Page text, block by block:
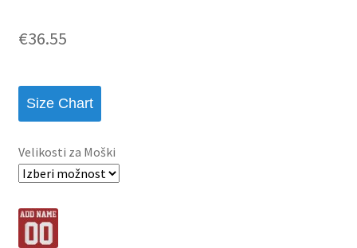
€36.55
Size Chart
Velikosti za Moški